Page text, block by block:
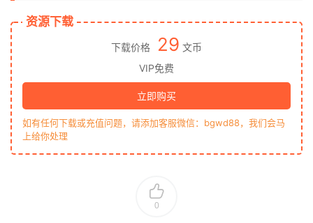
资源下载
下载价格 29 文币
VIP免费
立即购买
如有任何下载或充值问题，请添加客服微信：bgwd88，我们会马
上给你处理
0